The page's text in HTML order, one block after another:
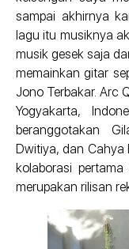
sampai akhirnya
lagu itu musiknya
musik gesek saja
memainkan gitar
Jono Terbakar. Arc
Yogyakarta,
beranggotakan
Dwitiya, dan Cahya
kolaborasi
merupakan rilisan